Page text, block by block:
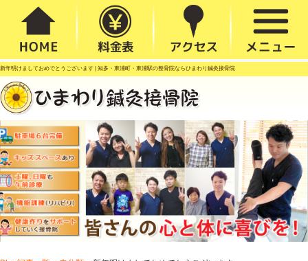
新年明けましておめでとうございます |知多・東浦町・東浦駅の整骨院ならひまわり